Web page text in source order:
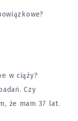
w ciąży?
Czy
że mam 37 lat.